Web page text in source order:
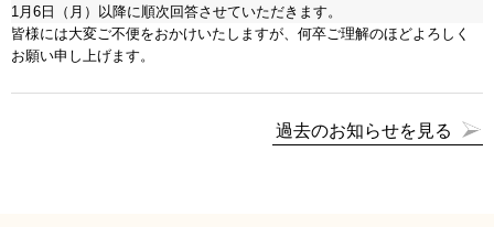
1月6日（月）以降に順次回答させていただきます。
皆様には大変ご不便をおかけいたしますが、何卒ご理解のほどよろしく
お願い申し上げます。
過去のお知らせを見る